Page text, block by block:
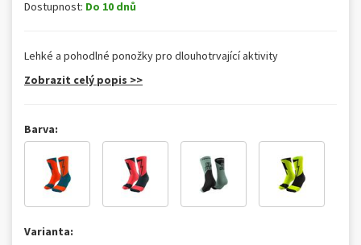
Dostupnost: Do 10 dnů
Lehké a pohodlné ponožky pro dlouhotrvající aktivity
Zobrazit celý popis >>
Barva:
Varianta: